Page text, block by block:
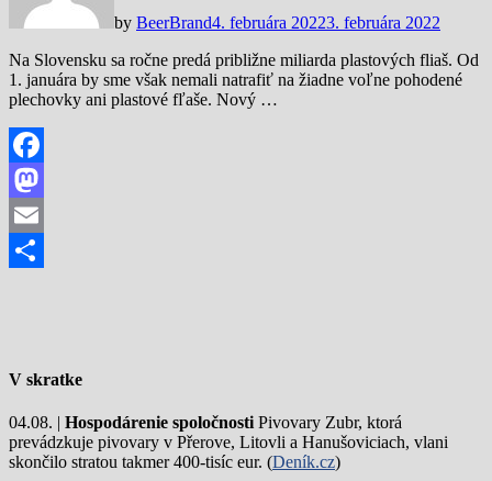
by BeerBrand4. februára 20223. februára 2022
Na Slovensku sa ročne predá približne miliarda plastových fliaš. Od
1. januára by sme však nemali natrafiť na žiadne voľne pohodené
plechovky ani plastové fľaše. Nový …
Facebook
Mastodon
Email
V skratke
04.08. | Hospodárenie spoločnosti Pivovary Zubr, ktorá
prevádzkuje pivovary v Přerove, Litovli a Hanušoviciach, vlani
skončilo stratou takmer 400-tisíc eur. (Deník.cz)